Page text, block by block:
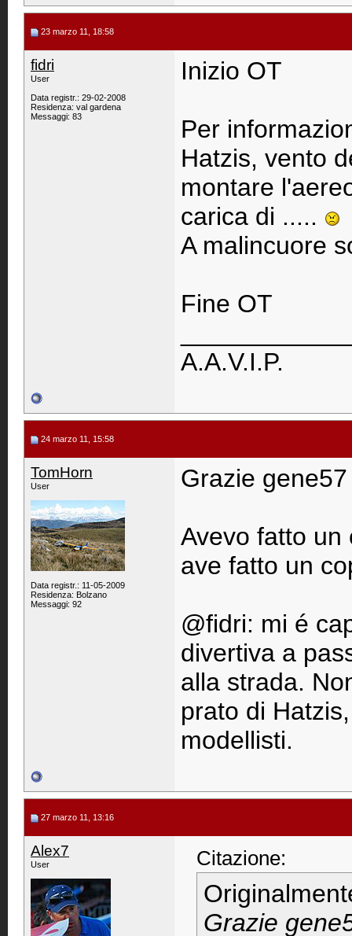
23 marzo 11, 18:58
fidri
User
Data registr.: 29-02-2008
Residenza: val gardena
Messaggi: 83
Inizio OT
Per
Hatzis, vento
montare
carica di .....
A malincuore
Fine OT
A.A.V.I.P.
24 marzo 11, 15:58
TomHorn
User
Data registr.: 11-05-2009
Residenza: Bolzano
Messaggi: 92
Grazie
Avevo fatto un
ave fatto un
@fidri: mi é
divertiva a
alla strada.
prato di
modellisti.
27 marzo 11, 13:16
Alex7
User Citazione:
Grazie